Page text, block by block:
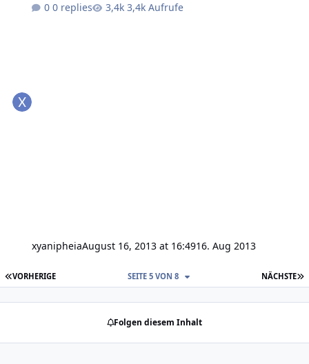
0 replies
3,4k Aufrufe
xyanipheiaAugust 16, 2013 at 16:4916. Aug 2013
ERSTE SEITE
VORHERIGE NÄCHSTE
SEITE 5 VON 8
Folgen diesem Inhalt